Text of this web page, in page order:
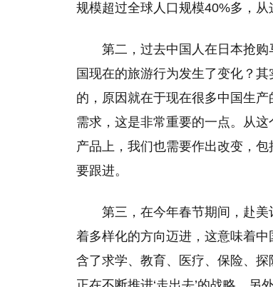
规模超过全球人口规模40%多，从
第二，过去中国人在日本抢购
国现在的旅游行为发生了变化？
的，原因就在于现在很多中国生
需求，这是非常重要的一点。从
产品上，我们也需要作出改变，
要跟进。
第三，在今年春节期间，赴美
着多样化的方向迈进，这意味着
含了求学、教育、医疗、保险、